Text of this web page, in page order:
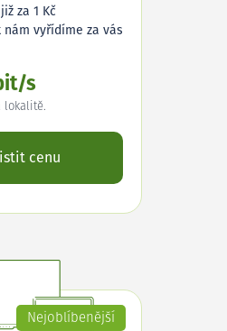
za 1 Kč
nám vyřídíme za vás
s
lokalitě.
cenu
Nejoblíbenější